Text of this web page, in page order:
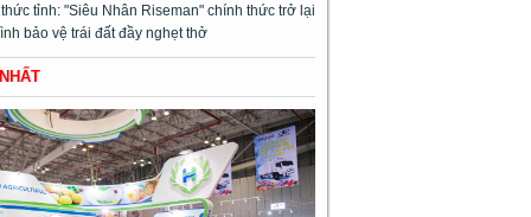
tỉnh: "Siêu Nhân Riseman" chính thức trở lại
bảo vệ trái đất đầy nghẹt thở